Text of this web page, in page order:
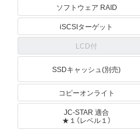
ソフトウェア RAID
iSCSIターゲット
LCD付
SSDキャッシュ(別売)
コピーオンライト
JC-STAR 適合
★１（レベル１）